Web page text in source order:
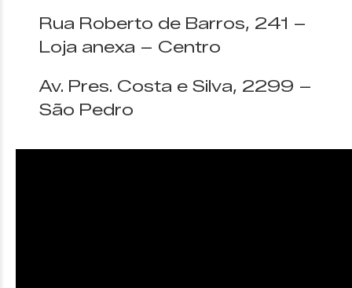
Rua Roberto de Barros, 241 –
Loja anexa – Centro
Av. Pres. Costa e Silva, 2299 –
São Pedro